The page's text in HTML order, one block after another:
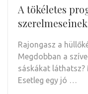
A tökéletes
Rajongasz a
Megdobban a
sáskákat láthatsz?
Esetleg egy jó …